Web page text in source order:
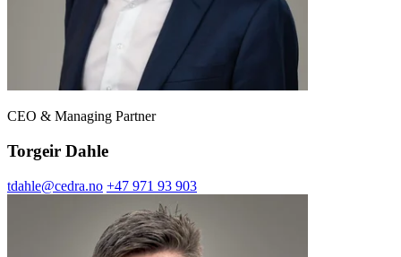
CEO & Managing Partner
Torgeir Dahle
tdahle@cedra.no +47 971 93 903